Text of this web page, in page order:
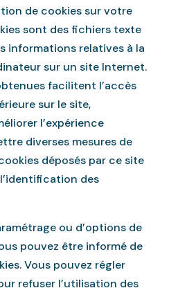
de cookies sur votre
sont des fichiers texte
informations relatives à la
sur un site Internet.
facilitent l’accès
sur le site,
l’expérience
diverses mesures de
déposés par ce site
des
ou d’options de
pouvez être informé de
Vous pouvez régler
refuser l’utilisation des